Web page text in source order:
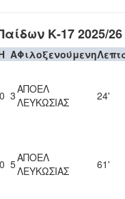
Κ-17 2025/26
AΦιλοξενούμενη
0 3ΑΠΟΕΛ
ΛΕΥΚΩΣΙΑΣ
24'
0 5ΑΠΟΕΛ
ΛΕΥΚΩΣΙΑΣ
61'